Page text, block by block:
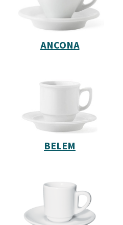
ANCONA
BELEM